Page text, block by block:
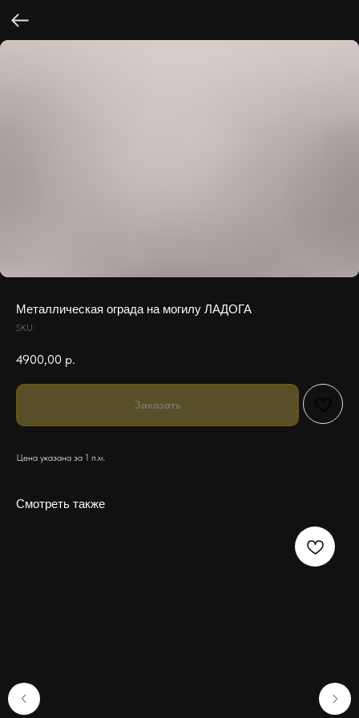
Металлическая ограда на могилу ЛАДОГА
SKU:
4900,00 р.
Заказать
Цена указана за 1 п.м.
Смотреть также